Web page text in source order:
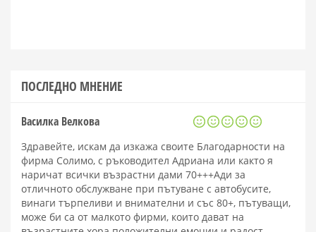
ПОСЛЕДНО МНЕНИЕ
Василка Велкова
Здравейте, искам да изкажа своите Благодарности на
фирма Солимо, с ръководител Адриана или както я
наричат всички възрастни дами 70+++Ади за
отличното обслужване при пътуване с автобусите,
винаги търпеливи и внимателни и със 80+, пътуващи,
може би са от малкото фирми, които дават на